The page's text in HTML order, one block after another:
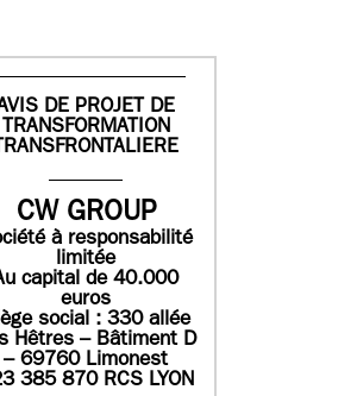
DE PROJET DE
TRANSFORMATION
CW GROUP
à responsabilité
limitée
capital de 40.000
euros
social : 330 allée
Hêtres – Bâtiment D
– 69760 Limonest
385 870 RCS LYON